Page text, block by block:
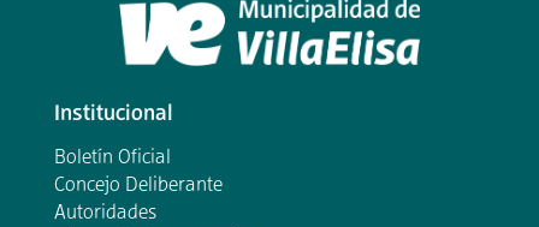
Institucional
Boletín Oficial
Concejo Deliberante
Autoridades